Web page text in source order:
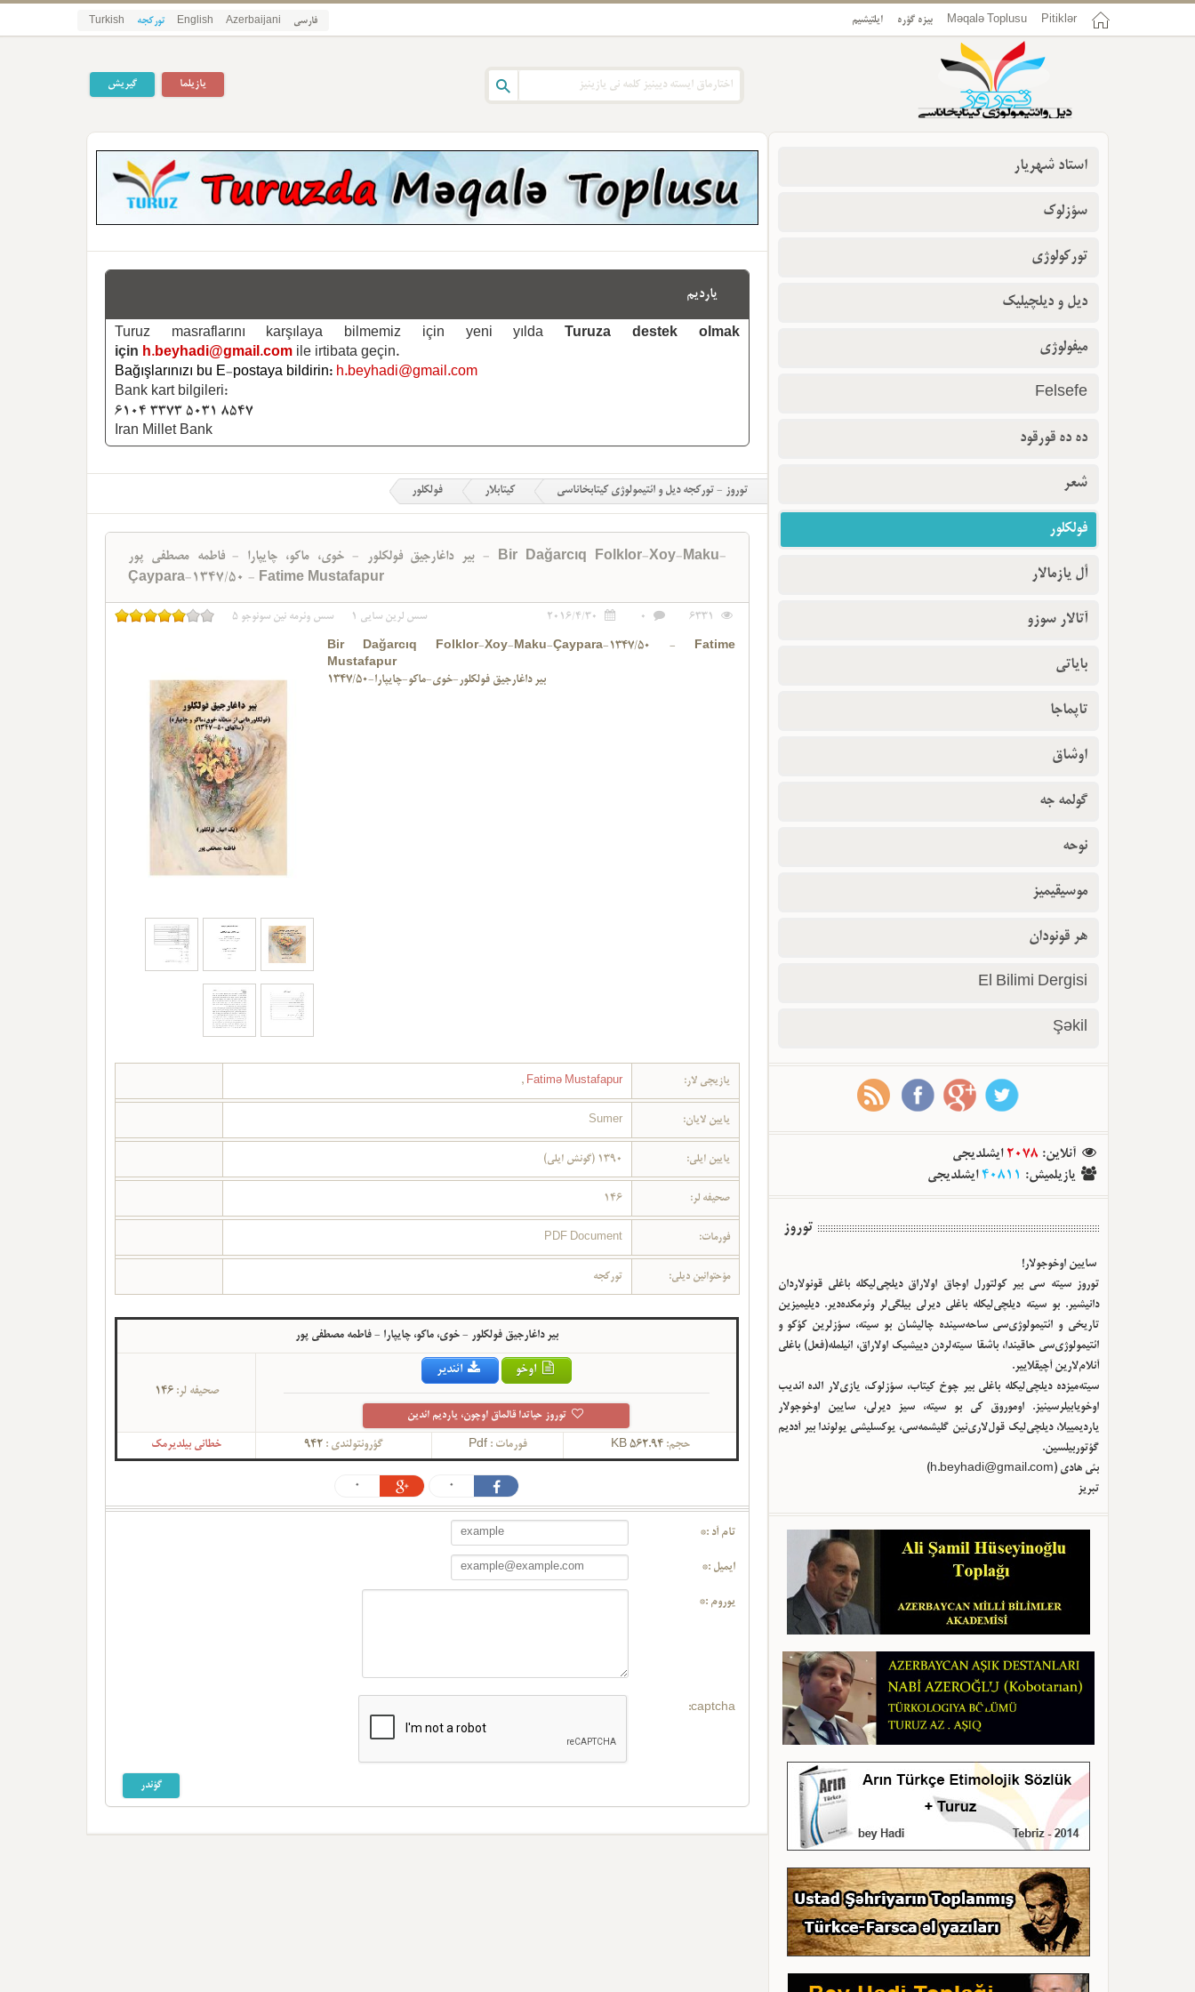
Pitiklər
Məqalə Toplusu بیزه گؤره ایلتیشیم فارسی Azerbaijani
English تورکجه Turkish
گیریش یازیلما
یاردیم
Turuz masraflarını karşılaya bilmemiz için yeni yılda
Turuza destek olmak
için h.beyhadi@gmail.com ile irtibata geçin.
Bağışlarınızı bu E-postaya bildirin: h.beyhadi@gmail.com
Bank kart bilgileri:
6104 3373 5031 8547
Iran Millet Bank
توروز - تورکجه دیل و ائتیمولوژی کیتابخاناسی کیتابلار فولکلور
بیر داغارجیق فولکلور - خوی، ماکو، چایپارا - فاطمه مصطفی پور - Bir Dağarcıq Folklor-Xoy-Maku-
Çaypara-1347/50 - Fatime Mustafapur
6331
0
2016/4/30 سس لرین سایی 1 سس وئرمه نین سونوجو 5
Bir Dağarcıq Folklor-Xoy-Maku-Çaypara-1347/50 - Fatime
Mustafapur
بير داغارجيق فولکلور-خوي-ماکو-چايپارا-1347/50
یازیچی لار: Fatimə Mustafapur
,
یایین لایان: Sumer
یایین ایلی: 1390 (گونش ایلی)
صحیفه لر: 146
فورمات: PDF Document
مؤحتوانین دیلی: تورکجه
بیر داغارجیق فولکلور - خوی، ماکو، چایپارا - فاطمه مصطفی پور
اوخو ائندیر
توروز حیاتدا قالماق اوچون، یاردیم ائدین
صحیفه لر: 146
حجم:562.94 KB فورمات :Pdf گؤرونتولندی : 942 خطانی بیلدیرمک
0
0
تام آد :*
ایمیل :*
یوروم :*
captcha:
استاد شهریار
سؤزلوک
تورکولوژی
دیل و دیلچیلیک
میفولوژی
Felsefe
ده ده قورقود
شعر
فولکلور
أل یازمالار
آتالار سوزو
بایاتی
تاپماجا
اوشاق
گولمه جه
نوحه
موسیقیمیز
هر قونودان
El Bilimi Dergisi
Şəkil
آنلاین:
2078 ایشلدیجی
یازیلمیش:
40811ایشلدیجی
توروز
سایین اوخوجولار!
توروز سیته سی بیر کولتورل اوجاق اولا‌راق دیلچی‌لیکله باغلی قونولاردان
دانیشیر. بو سیته دیلچی‌لیکله باغلی دیرلی بیلگی‌لر وئرمکده‌دیر. دیلیمیزین
تاریخی و ائتیمولوژی‌سی ساحه‌سینده چالیشان بو سیته، سؤزلرین کؤکو و
ائتیمولوژی‌سی حاقیندا، باشقا سیته‌لردن دییشیک اولا‌راق، ائیلمله(فعل) باغلی
آنلام‌لارین آچیقلاییر.
سیته‌میزده دیلچی‌لیکله باغلی بیر چوخ کیتاب، سؤزلوک، یازی‌لار الده ائدیب
اوخویابیلرسینیز. اوموروق کی بو سیته، سیز دیرلی، سایین اوخوجولار
یاردیمییلا، دیلچی‌لیک قول‌لاری‌نین گلیشمه‌سی، یوکسلیشی یولوندا بیر آددیم
گؤتوربیلسین.
بئی هادی (h.beyhadi@gmail.com
)
تبریز